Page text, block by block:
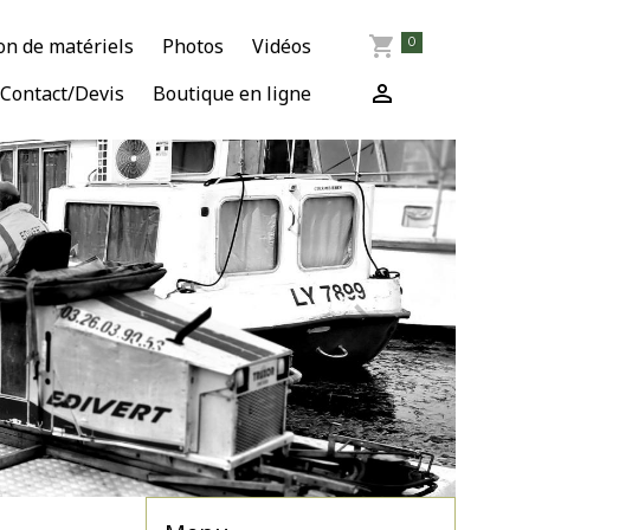
de matériels Photos
Vidéos
Contact/Devis Boutique en ligne
0
de plaisance